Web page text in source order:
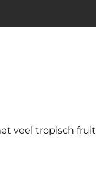
veel tropisch fruit